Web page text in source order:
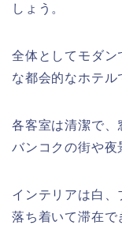
しょう。
全体としてモダン
な都会的なホテル
各客室は清潔で、
バンコクの街や夜
インテリアは白
落ち着いて滞在で